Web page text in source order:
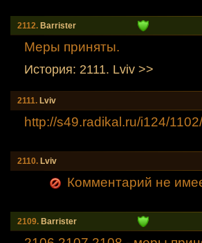
2112. Barrister
Меры приняты.
История: 2111. Lviv >>
2111. Lviv
http://s49.radikal.ru/i124/
2110. Lviv
Комментарий не
2109. Barrister